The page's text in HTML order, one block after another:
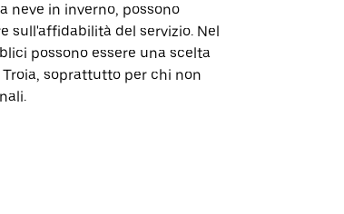
neve in inverno, possono
sull'affidabilità del servizio. Nel
possono essere una scelta
soprattutto per chi non